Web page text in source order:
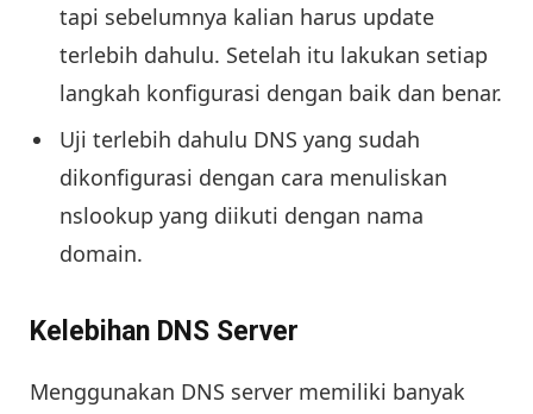
tapi sebelumnya kalian harus update
terlebih dahulu. Setelah itu lakukan setiap
langkah konfigurasi dengan baik dan benar.
Uji terlebih dahulu DNS yang sudah
dikonfigurasi dengan cara menuliskan
nslookup yang diikuti dengan nama
domain.
Kelebihan DNS Server
Menggunakan DNS server memiliki banyak